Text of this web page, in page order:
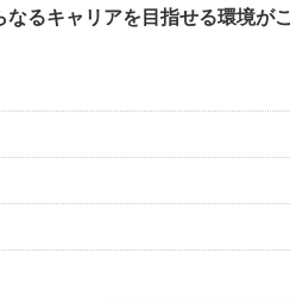
るキャリアを目指せる環境がこ